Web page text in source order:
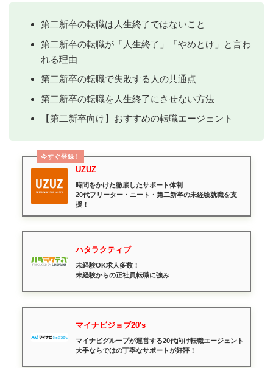
第二新卒の転職は人生終了ではないこと
第二新卒の転職が「人生終了」「やめとけ」と言わ
れる理由
第二新卒の転職で失敗する人の共通点
第二新卒の転職を人生終了にさせない方法
【第二新卒向け】おすすめの転職エージェント
今すぐ登録！
UZUZ
時間をかけた徹底したサポート体制
20代フリーター・ニート・第二新卒の未経験就職を支
援！
ハタラクティブ
未経験OK求人多数！
未経験からの正社員転職に強み
マイナビジョブ20's
マイナビグループが運営する20代向け転職エージェント
大手ならではの丁寧なサポートが好評！